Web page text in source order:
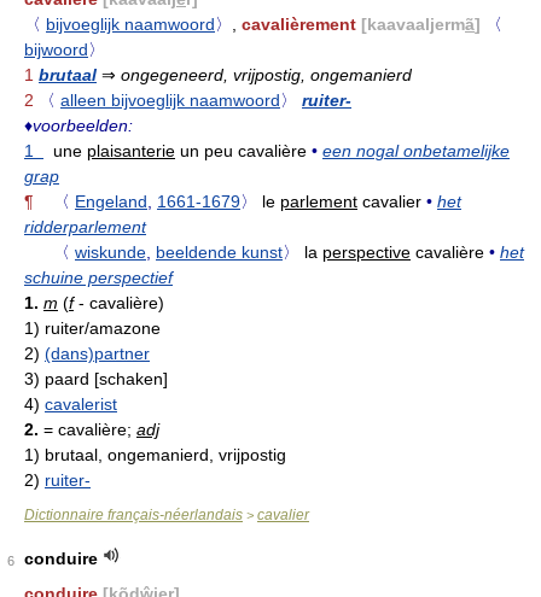
〈 bijvoeglijk naamwoord〉 cavalièrement [kaavaaljermã]
〈
bijwoord〉
1 brutaal ⇒ ongegeneerd, vrijpostig, ongemanierd
2
〈 alleen bijvoeglijk naamwoord〉
ruiter-
♦voorbeelden:
1
une plaisanterie un peu cavalière • een nogal onbetamelijke
grap
¶
〈 Engeland 1661-1679〉 le parlement cavalier • het
ridderparlement
〈 wiskunde beeldende kunst〉 la perspective cavalière • het
schuine perspectief
1. m (f- cavalière)
1) ruiter/amazone
2) (dans)partner
3) paard [schaken]
4) cavalerist
2. = cavalière; adj
1) brutaal, ongemanierd, vrijpostig
2) ruiter-
Dictionnaire français-néerlandais > cavalier
6
conduire
conduire [kõdŵier]